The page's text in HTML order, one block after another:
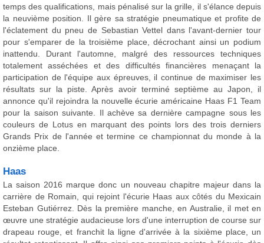
temps des qualifications, mais pénalisé sur la grille, il s'élance depuis
la neuvième position. Il gère sa stratégie pneumatique et profite de
l'éclatement du pneu de Sebastian Vettel dans l'avant-dernier tour
pour s'emparer de la troisième place, décrochant ainsi un podium
inattendu. Durant l'automne, malgré des ressources techniques
totalement asséchées et des difficultés financières menaçant la
participation de l'équipe aux épreuves, il continue de maximiser les
résultats sur la piste. Après avoir terminé septième au Japon, il
annonce qu'il rejoindra la nouvelle écurie américaine Haas F1 Team
pour la saison suivante. Il achève sa dernière campagne sous les
couleurs de Lotus en marquant des points lors des trois derniers
Grands Prix de l'année et termine ce championnat du monde à la
onzième place.
Haas
La saison 2016 marque donc un nouveau chapitre majeur dans la
carrière de Romain, qui rejoint l'écurie Haas aux côtés du Mexicain
Esteban Gutiérrez. Dès la première manche, en Australie, il met en
œuvre une stratégie audacieuse lors d'une interruption de course sur
drapeau rouge, et franchit la ligne d'arrivée à la sixième place, un